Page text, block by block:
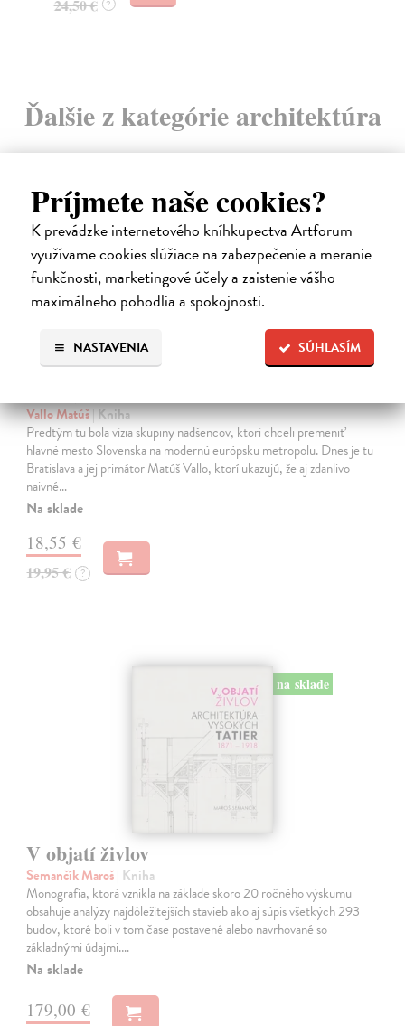
Príjmete naše cookies?
K prevádzke internetového kníhkupectva Artforum
využívame cookies slúžiace na zabezpečenie a meranie
funkčnosti, marketingové účely a zaistenie vášho
maximálneho pohodlia a spokojnosti.
SÚHLASÍM
NASTAVENIA
24,50 € ?
Ďalšie z kategórie architektúra
na sklade
Vallo Matúš| Kniha
Predtým tu bola vízia skupiny nadšencov, ktorí chceli premeniť
hlavné mesto Slovenska na modernú európsku metropolu. Dnes je tu
Bratislava a jej primátor Matúš Vallo, ktorí ukazujú, že aj zdanlivo
naivné…
Na sklade
18,55 €
19,95 € ?
na sklade
V objatí živlov
Semančík Maroš| Kniha
Monografia, ktorá vznikla na základe skoro 20 ročného výskumu
obsahuje analýzy najdôležitejších stavieb ako aj súpis všetkých 293
budov, ktoré boli v tom čase postavené alebo navrhované so
základnými údajmi.…
Na sklade
179,00 €